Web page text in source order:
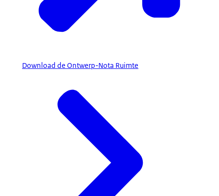
Download de Ontwerp-Nota Ruimte